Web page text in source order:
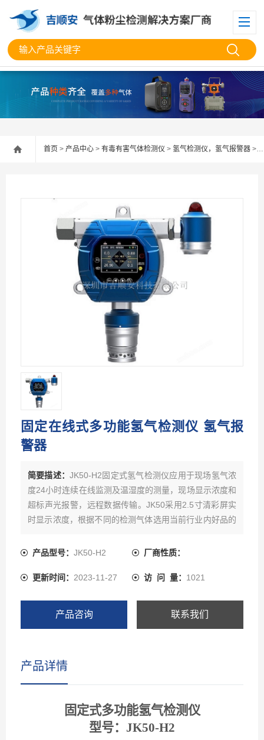
首页 > 产品中心 > 有毒有害气体检测仪 > 氢气检测仪，氢气报警器 > 固定在线式多功能氢气检测仪 氢气报警器
固定在线式多功能氢气检测仪 氢气报
警器
简要描述：JK50-H2固定式氢气检测仪应用于现场氢气浓
度24小时连续在线监测及温湿度的测量，现场显示浓度和
超标声光报警，远程数据传输。JK50采用2.5寸清彩屏实
时显示浓度，根据不同的检测气体选用当前行业内好品的
传感器、瑞士精度电容式数字温湿度传感器，JK50先进的
和外观**，从而诞生了目前行业内先的新代多功能型固定
间、大气环境中的气体浓度也可以检测气体泄漏，还可以
产品型号： JK50-H2 厂商性质：
更新时间： 2023-11-27 访 问 量： 1021
产品咨询 联系我们
产品详情
固定式多功能氢气检测仪
型号： JK50-H2